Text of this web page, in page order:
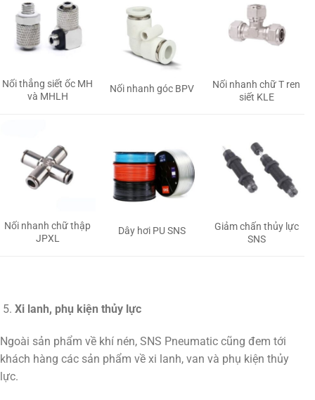
Nối thẳng siết ốc MH
và MHLH
Nối nhanh góc BPV
Nối nhanh chữ T ren
siết KLE
Nối nhanh chữ thập
JPXL
Dây hơi PU SNS
Giảm chấn thủy lực
SNS
Xi lanh, phụ kiện thủy lực
Ngoài sản phẩm về khí nén, SNS Pneumatic cũng đem tới
khách hàng các sản phẩm về xi lanh, van và phụ kiện thủy
lực.